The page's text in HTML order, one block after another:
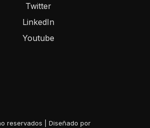
Twitter
LinkedIn
Youtube
reservados | Diseñado por